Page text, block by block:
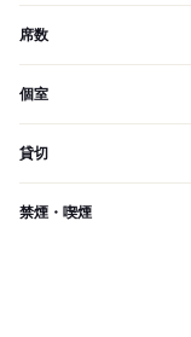
席数
個室
貸切
禁煙・喫煙